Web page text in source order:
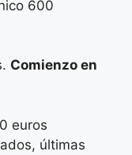
600
Comienzo en
euros
últimas